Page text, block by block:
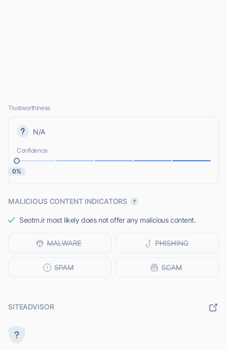
Trustworthiness
N/A
Confidence
0%
MALICIOUS CONTENT INDICATORS
Seotm.ir most likely does not offer any malicious content.
SITEADVISOR